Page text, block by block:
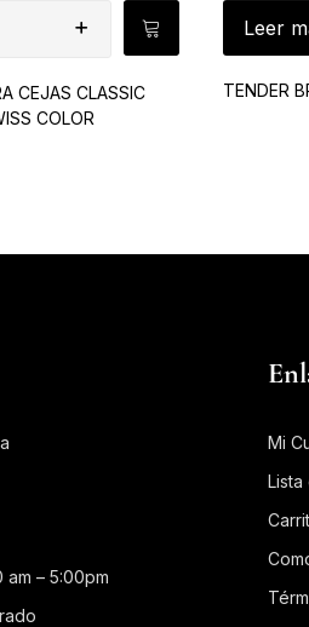
CEJAS CLASSIC
COLOR
Leer
TENDER
am – 5:00pm
Mi